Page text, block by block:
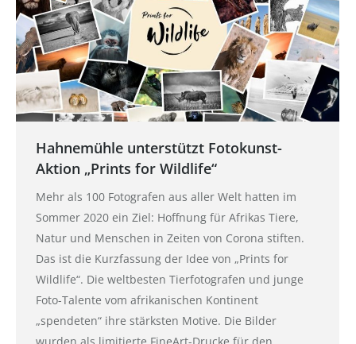
Hahnemühle unterstützt Fotokunst-
Aktion „Prints for Wildlife“
Mehr als 100 Fotografen aus aller Welt hatten im
Sommer 2020 ein Ziel: Hoffnung für Afrikas Tiere,
Natur und Menschen in Zeiten von Corona stiften.
Das ist die Kurzfassung der Idee von „Prints for
Wildlife“. Die weltbesten Tierfotografen und junge
Foto-Talente vom afrikanischen Kontinent
„spendeten“ ihre stärksten Motive. Die Bilder